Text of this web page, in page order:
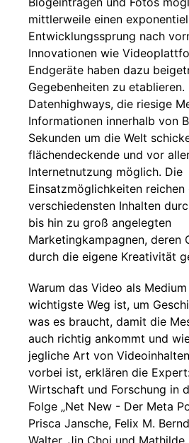
mittlerweile einen
Entwicklungssprung nach
Innovationen wie
Endgeräte haben dazu
Gegebenheiten zu etablieren.
Datenhighways, die riesige
Informationen innerhalb von
Sekunden um die Welt
flächendeckende und vor
Internetnutzung möglich. Die
Einsatzmöglichkeiten
verschiedensten Inhalten
bis hin zu groß angelegten
Marketingkampagnen, deren
durch die eigene Kreativität
Warum das Video als
wichtigste Weg ist, um
was es braucht, damit die
auch richtig ankommt und
jegliche Art von
vorbei ist, erklären die
Wirtschaft und Forschung in
Folge „Net New - Der Meta
Prisca Jansche, Felix M.
Walter, Jin Choi und Mathilde